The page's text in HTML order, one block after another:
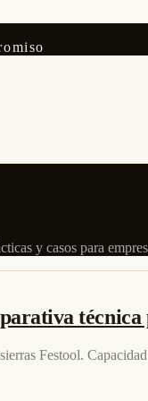
y casos para
Festool.